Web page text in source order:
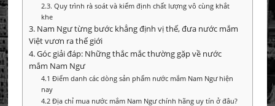
2.3. Quy trình rà soát và kiểm định chất lượng vô cùng khắt
khe
3. Nam Ngư từng bước khẳng định vị thế, đưa nước mắm
Việt vươn ra thế giới
4. Góc giải đáp: Những thắc mắc thường gặp về nước
mắm Nam Ngư
4.1 Điểm danh các dòng sản phẩm nước mắm Nam Ngư hiện
nay
4.2 Địa chỉ mua nước mắm Nam Ngư chính hãng uy tín ở đâu?